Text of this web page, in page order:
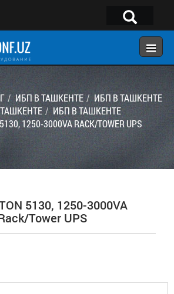
×
ГЛАВНАЯ
КОНФИГУРАТОР
КАТАЛОГ
УСЛУГИ
КОНТАКТЫ
ИБП В ТАШКЕНТЕ
ИБП В ТАШКЕНТЕ
ИБП В ТАШКЕНТЕ
1250-3000VA RACK/TOWER UPS
5130, 1250-3000VA
Tower UPS